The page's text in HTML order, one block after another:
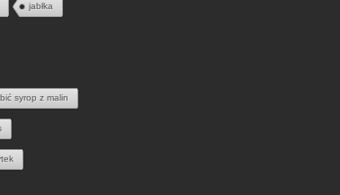
jabłka
syrop z malin